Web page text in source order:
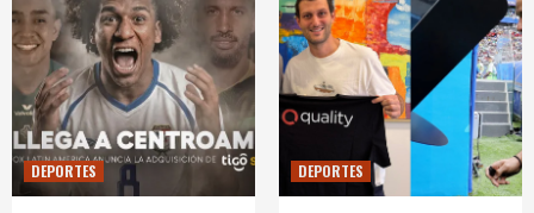
DEPORTES DEPORTES